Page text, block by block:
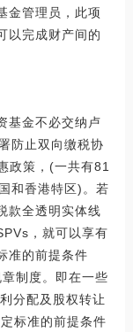
金管理员，此项
以完成财产间的
基金不必交纳卢
防止双向缴税协
政策，(一共有81
和香港特区)。若
款全透明实体线
，就可以享有
准的前提条件
制度。即在一些
分配及股权转让
标准的前提条件